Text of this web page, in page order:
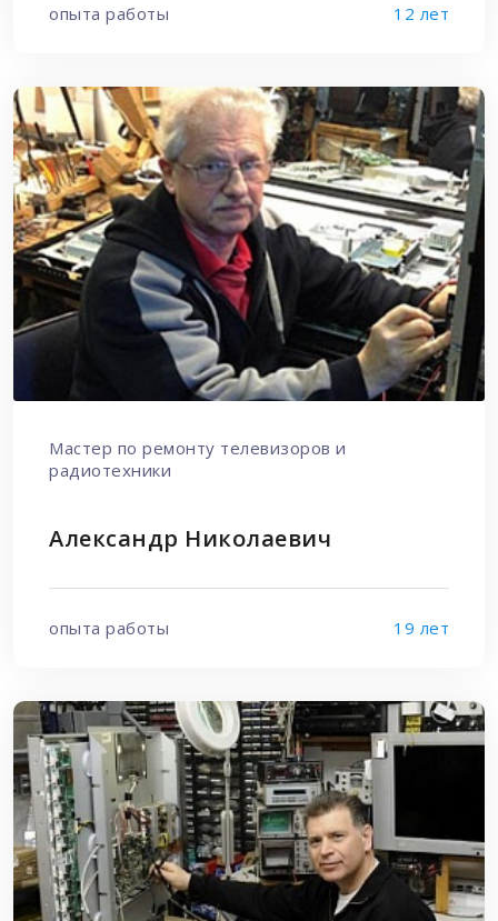
опыта работы 12 лет
Мастер по ремонту телевизоров и
радиотехники
Александр Николаевич
опыта работы 19 лет